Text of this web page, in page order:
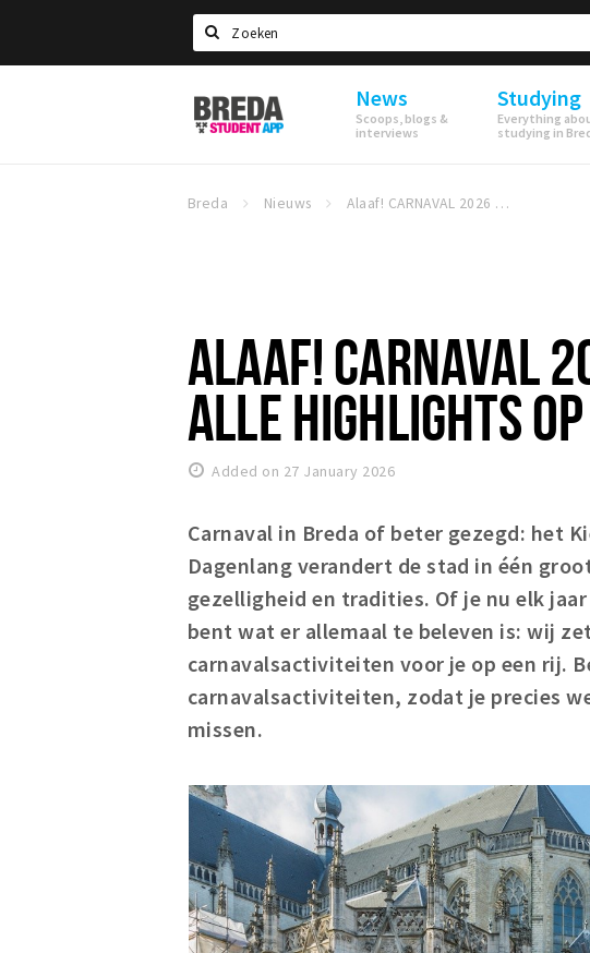
Search
Breda
Student
News
Scoops, blogs &
interviews
Studying
Everything
studying in
Breda Nieuws Alaaf! CARNAVAL 2026 IN UT KIELEGAT: ALLE HIGHLIGHTS OP EEN RIJTJE!
ALAAF! CARNAVAL
ALLE HIGHLIGHTS
Added on 27 January 2026
Carnaval in Breda of beter gezegd: het
Dagenlang verandert de stad in één
gezelligheid en tradities. Of je nu elk
bent wat er allemaal te beleven is: wij
carnavalsactiviteiten voor je op een rij.
carnavalsactiviteiten, zodat je precies
missen.